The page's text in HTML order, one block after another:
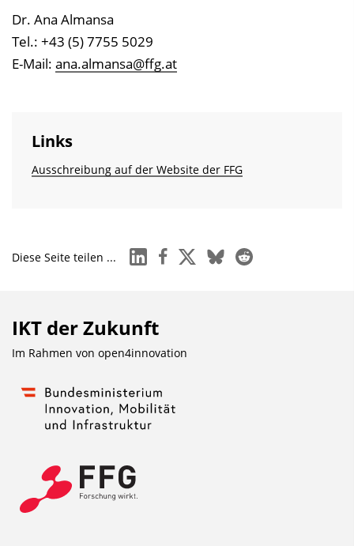
Dr. Ana Almansa
Tel.: +43 (5) 7755 5029
E-Mail: ana.almansa@ffg.at
Links
Ausschreibung auf der Website der FFG
Diese Seite teilen ... linkedinfacebook
x blueskyreddit
IKT der Zukunft
Im Rahmen von open4innovation